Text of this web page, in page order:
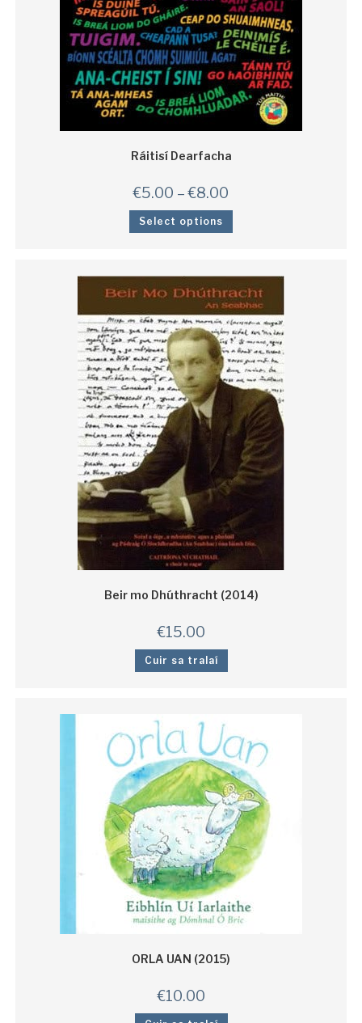
Ráitisí Dearfacha
€5.00 – €8.00
Select options
Beir mo Dhúthracht (2014)
€15.00
Cuir sa tralaí
ORLA UAN (2015)
€10.00